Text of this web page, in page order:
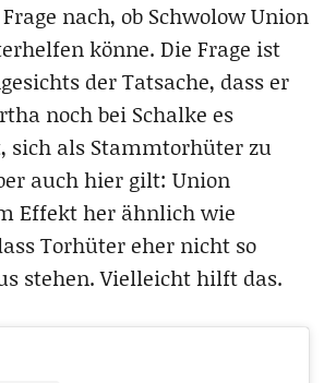
nach, ob Schwolow Union
könne. Die Frage ist
der Tatsache, dass er
noch bei Schalke es
sich als Stammtorhüter zu
auch hier gilt: Union
Effekt her ähnlich wie
Torhüter eher nicht so
stehen. Vielleicht hilft das.